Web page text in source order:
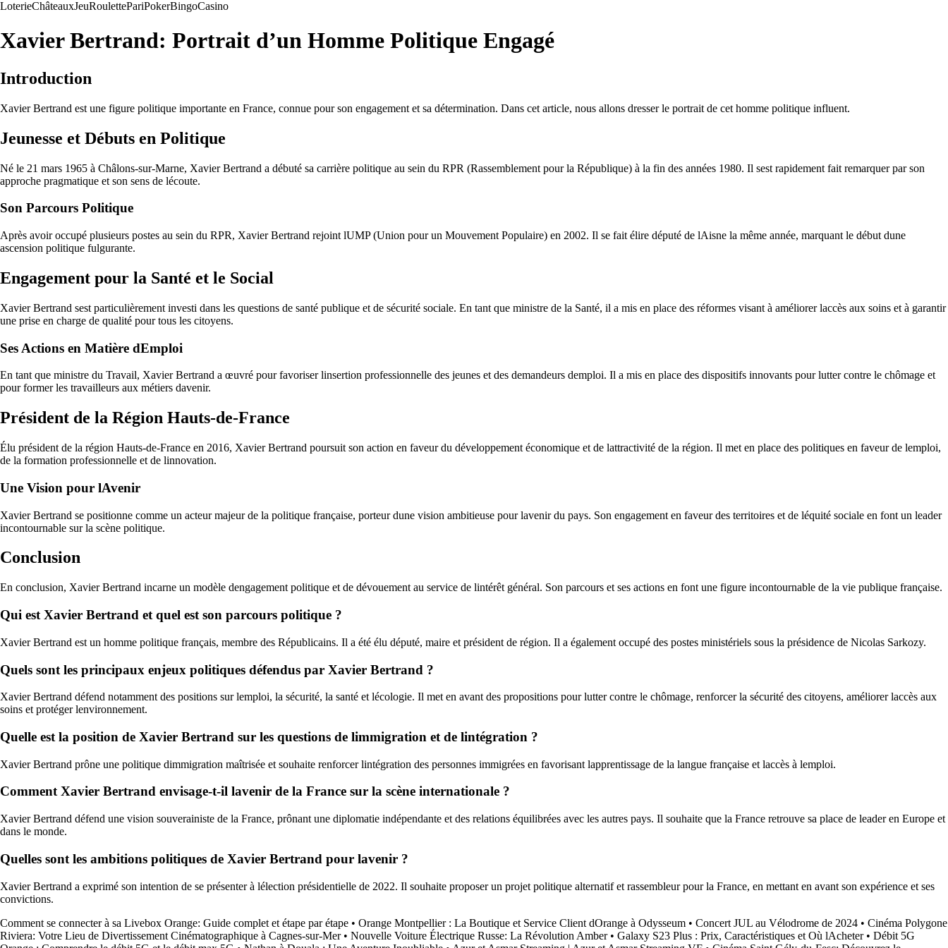
LoterieChâteauxJeuRoulettePariPokerBingoCasino
Xavier Bertrand: Portrait d’un Homme Politique Engagé
Introduction
Xavier Bertrand est une figure politique importante en France, connue pour son engagement et sa détermination. Dans cet article, nous allons dresser le portrait de cet homme politique influent.
Jeunesse et Débuts en Politique
Né le 21 mars 1965 à Châlons-sur-Marne, Xavier Bertrand a débuté sa carrière politique au sein du RPR (Rassemblement pour la République) à la fin des années 1980. Il sest rapidement fait remarquer par son
approche pragmatique et son sens de lécoute.
Son Parcours Politique
Après avoir occupé plusieurs postes au sein du RPR, Xavier Bertrand rejoint lUMP (Union pour un Mouvement Populaire) en 2002. Il se fait élire député de lAisne la même année, marquant le début dune
ascension politique fulgurante.
Engagement pour la Santé et le Social
Xavier Bertrand sest particulièrement investi dans les questions de santé publique et de sécurité sociale. En tant que ministre de la Santé, il a mis en place des réformes visant à améliorer laccès aux soins et à garantir
une prise en charge de qualité pour tous les citoyens.
Ses Actions en Matière dEmploi
En tant que ministre du Travail, Xavier Bertrand a œuvré pour favoriser linsertion professionnelle des jeunes et des demandeurs demploi. Il a mis en place des dispositifs innovants pour lutter contre le chômage et
pour former les travailleurs aux métiers davenir.
Président de la Région Hauts-de-France
Élu président de la région Hauts-de-France en 2016, Xavier Bertrand poursuit son action en faveur du développement économique et de lattractivité de la région. Il met en place des politiques en faveur de lemploi,
de la formation professionnelle et de linnovation.
Une Vision pour lAvenir
Xavier Bertrand se positionne comme un acteur majeur de la politique française, porteur dune vision ambitieuse pour lavenir du pays. Son engagement en faveur des territoires et de léquité sociale en font un leader
incontournable sur la scène politique.
Conclusion
En conclusion, Xavier Bertrand incarne un modèle dengagement politique et de dévouement au service de lintérêt général. Son parcours et ses actions en font une figure incontournable de la vie publique française.
Qui est Xavier Bertrand et quel est son parcours politique ?
Xavier Bertrand est un homme politique français, membre des Républicains. Il a été élu député, maire et président de région. Il a également occupé des postes ministériels sous la présidence de Nicolas Sarkozy.
Quels sont les principaux enjeux politiques défendus par Xavier Bertrand ?
Xavier Bertrand défend notamment des positions sur lemploi, la sécurité, la santé et lécologie. Il met en avant des propositions pour lutter contre le chômage, renforcer la sécurité des citoyens, améliorer laccès aux
soins et protéger lenvironnement.
Quelle est la position de Xavier Bertrand sur les questions de limmigration et de lintégration ?
Xavier Bertrand prône une politique dimmigration maîtrisée et souhaite renforcer lintégration des personnes immigrées en favorisant lapprentissage de la langue française et laccès à lemploi.
Comment Xavier Bertrand envisage-t-il lavenir de la France sur la scène internationale ?
Xavier Bertrand défend une vision souverainiste de la France, prônant une diplomatie indépendante et des relations équilibrées avec les autres pays. Il souhaite que la France retrouve sa place de leader en Europe et
dans le monde.
Quelles sont les ambitions politiques de Xavier Bertrand pour lavenir ?
Xavier Bertrand a exprimé son intention de se présenter à lélection présidentielle de 2022. Il souhaite proposer un projet politique alternatif et rassembleur pour la France, en mettant en avant son expérience et ses
convictions.
Comment se connecter à sa Livebox Orange: Guide complet et étape par étape • Orange Montpellier : La Boutique et Service Client dOrange à Odysseum • Concert JUL au Vélodrome de 2024 • Cinéma Polygone
Riviera: Votre Lieu de Divertissement Cinématographique à Cagnes-sur-Mer• Nouvelle Voiture Électrique Russe: La Révolution Amber• Galaxy S23 Plus : Prix, Caractéristiques et Où lAcheter• Débit 5G